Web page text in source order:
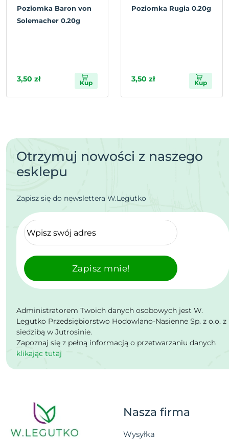
Poziomka Baron von
Solemacher 0.20g
3,50 zł Kup
Poziomka Rugia 0.20g
3,50 zł Kup
Otrzymuj nowości z naszego
esklepu
Zapisz się do newslettera W.Legutko
Zapisz mnie!
Administratorem Twoich danych osobowych jest W.
Legutko Przedsiębiorstwo Hodowlano-Nasienne Sp. z o.o. z
siedzibą w Jutrosinie.
Zapoznaj się z pełną informacją o przetwarzaniu danych
klikając tutaj
Nasza firma
Wysyłka